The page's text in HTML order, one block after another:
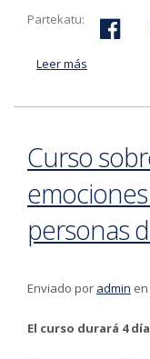
Partekatu:
Leer más
Curso
personas
Enviado por admin en
El curso durará 4